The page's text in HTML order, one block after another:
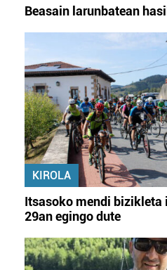
Beasain larunbatean
KIROLA
Itsasoko mendi
29an egingo dute